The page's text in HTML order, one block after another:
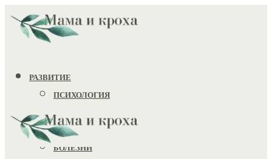
РАЗВИТИЕ
ПСИХОЛОГИЯ
ИГРУШКИ
ЗДОРОВЬЕ
БОЛЕЗНИ